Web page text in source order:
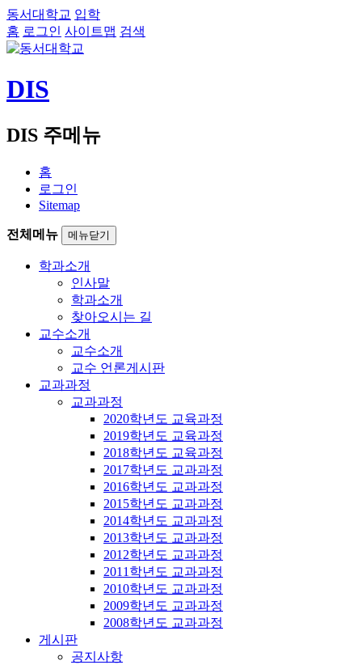
동서대학교 입학
홈 로그인 사이트맵 검색
DIS
DIS 주메뉴
홈
로그인
Sitemap
전체메뉴 메뉴닫기
학과소개
인사말
학과소개
찾아오시는 길
교수소개
교수소개
교수 언론게시판
교과과정
교과과정
2020학년도 교육과정
2019학년도 교육과정
2018학년도 교육과정
2017학년도 교과과정
2016학년도 교과과정
2015학년도 교과과정
2014학년도 교과과정
2013학년도 교과과정
2012학년도 교과과정
2011학년도 교과과정
2010학년도 교과과정
2009학년도 교과과정
2008학년도 교과과정
게시판
공지사항